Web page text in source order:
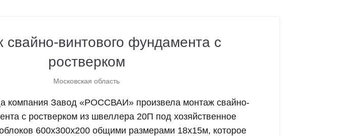
свайно-винтового фундамента с
ростверком
Московская область
компания Завод «РОССВАИ» произвела монтаж свайно-
с ростверком из швеллера 20П под хозяйственное
600х300х200 общими размерами 18х15м, которое